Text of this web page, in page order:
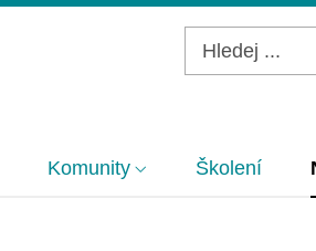
Komunity Školení